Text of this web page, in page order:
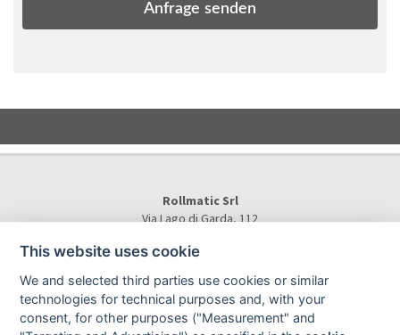
Rollmatic Srl
Via Lago di Garda, 112
Tel.+39 0445 577000
E-Mail:
info@rollmatic.com
VAT Number: 03391250242
C.F. e N. Registro Imprese: 03391250242
Rollmatic Srl © 2026 - All Rights Reserved
This website uses cookie
We and selected third parties use cookies or similar
technologies for technical purposes and, with your
consent, for other purposes ("Measurement" and